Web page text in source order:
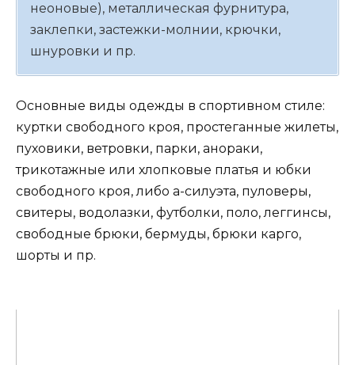
неоновые), металлическая фурнитура,
заклепки, застежки-молнии, крючки,
шнуровки и пр.
Основные виды одежды в спортивном стиле:
куртки свободного кроя, простеганные жилеты,
пуховики, ветровки, парки, анораки,
трикотажные или хлопковые платья и юбки
свободного кроя, либо а-силуэта, пуловеры,
свитеры, водолазки, футболки, поло, леггинсы,
свободные брюки, бермуды, брюки карго,
шорты и пр.